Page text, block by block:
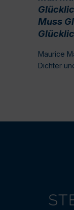
Muss
Maurice
Dichter